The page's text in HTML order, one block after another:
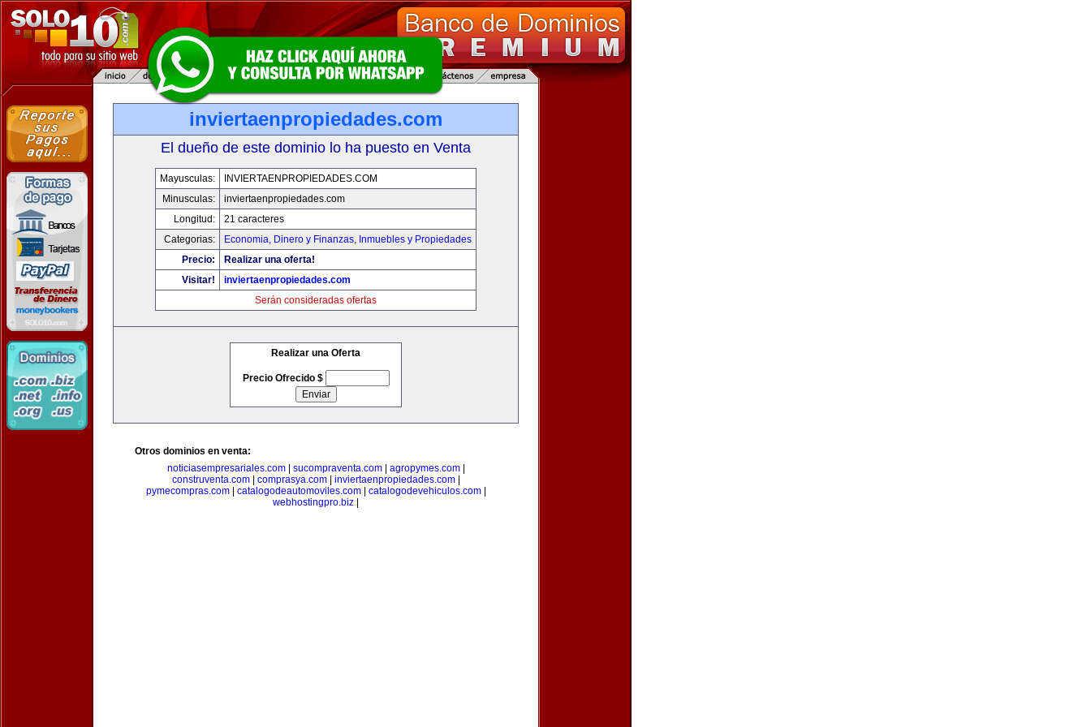
inviertaenpropiedades.com
El dueño de este dominio lo ha puesto en Venta
Mayusculas:
INVIERTAENPROPIEDADES.COM
Minusculas:
inviertaenpropiedades.com
Longitud:
21 caracteres
Categorias:
Economia, Dinero y Finanzas, Inmuebles y Propiedades
Precio:
Realizar una oferta!
Visitar!
inviertaenpropiedades.com
Serán consideradas ofertas
Realizar una Oferta
Precio Ofrecido $
Otros dominios en venta:
noticiasempresariales.com| sucompraventa.com| agropymes.com|
construventa.com| comprasya.com| inviertaenpropiedades.com|
pymecompras.com| catalogodeautomoviles.com| catalogodevehiculos.com|
webhostingpro.biz